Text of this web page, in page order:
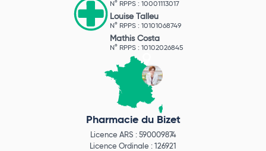
N° RPPS : 10001113017
Louise Talleu
N° RPPS : 10101068749
Mathis Costa
N° RPPS : 10102026845
Pharmacie du Bizet
Licence ARS : 590009874
Licence Ordinale : 126921